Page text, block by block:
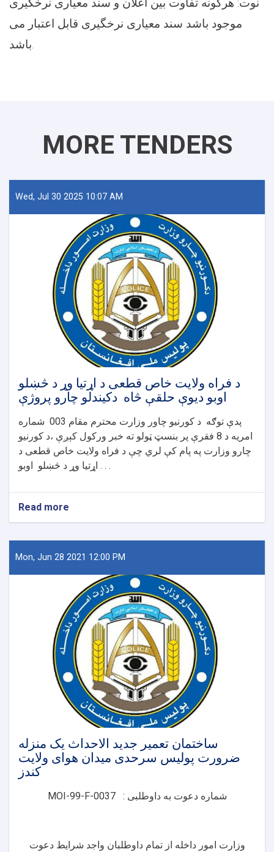
موجود باشد سند معیاری نرخگیری قابل اعتبار می
MORE TENDERS
Wed, Jul 30 2025 10:07 AM
د فراه ولایت خاص قطعی د اړتیا وړ د څښلو
اوبو دیوې حلقې څاه دکیندلو چارو پروژې
پدې توګه د کورنیو چاور وزارت محترم مقام 003 شماره
امریه د 8 فقرې پر بنسټ ټولو ته خبر ورکول کېږې ،د کورنیو
چارو وزارت په پام کې لري چې د فراه ولایت خاص قطعی د
اړتیا وړ د څښلو اوبو . . .
Read more
ولایت
خاص
اړتیا
وړ
د
څښلو
اوبو
دیوې
حلقې
څاه
دکیندلو
چارو
پروژې
Mon, Jun 28 2021 12:00 PM
ساختمان تعمیر جدید الاحداث یک منزله
ضرورت پولیس سرحدی میدان هوای ولایت
کندز
شماره دعوت به داوطلبی :
MOI-99-F-0037
وزارت امور داخله از تمام داوطلبان واجد شرایط دعوت